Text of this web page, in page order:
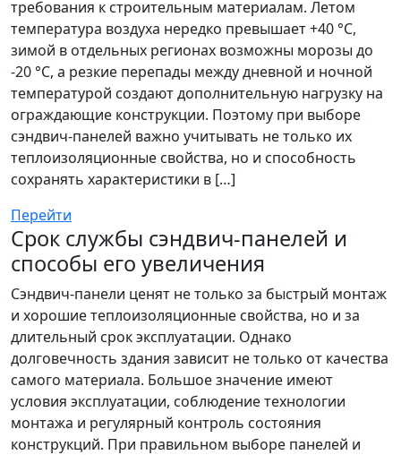
требования к строительным материалам. Летом
температура воздуха нередко превышает +40 °C,
зимой в отдельных регионах возможны морозы до
-20 °C, а резкие перепады между дневной и ночной
температурой создают дополнительную нагрузку на
ограждающие конструкции. Поэтому при выборе
сэндвич-панелей важно учитывать не только их
теплоизоляционные свойства, но и способность
сохранять характеристики в […]
Перейти
Срок службы сэндвич-панелей и
способы его увеличения
Сэндвич-панели ценят не только за быстрый монтаж
и хорошие теплоизоляционные свойства, но и за
длительный срок эксплуатации. Однако
долговечность здания зависит не только от качества
самого материала. Большое значение имеют
условия эксплуатации, соблюдение технологии
монтажа и регулярный контроль состояния
конструкций. При правильном выборе панелей и